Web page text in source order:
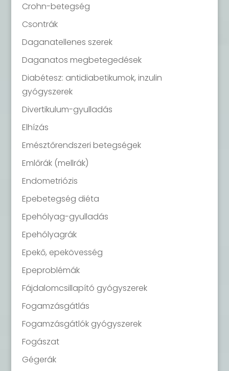
Crohn-betegség
Csontrák
Daganatellenes szerek
Daganatos megbetegedések
Diabétesz: antidiabetikumok, inzulin
gyógyszerek
Divertikulum-gyulladás
Elhízás
Emésztőrendszeri betegségek
Emlőrák (mellrák)
Endometriózis
Epebetegség diéta
Epehólyag-gyulladás
Epehólyagrák
Epekő, epekövesség
Epeproblémák
Fájdalomcsillapító gyógyszerek
Fogamzásgátlás
Fogamzásgátlók gyógyszerek
Fogászat
Gégerák